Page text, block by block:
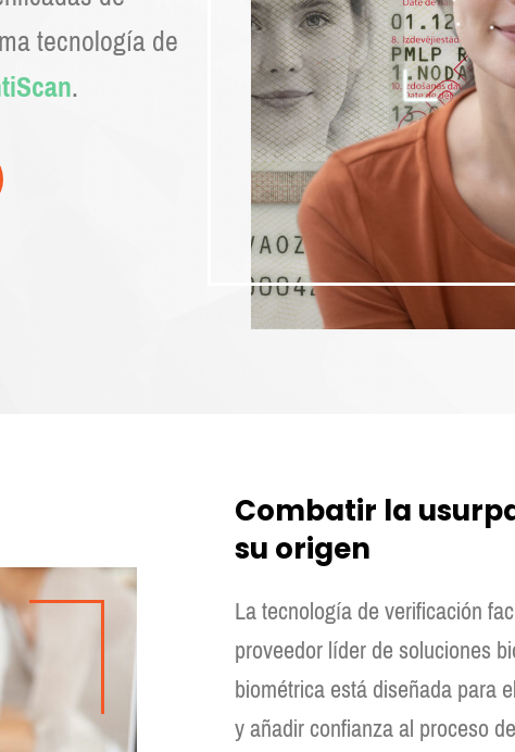
tecnología de
.
Combatir la
su origen
La tecnología de verificación
proveedor líder de soluciones
biométrica está diseñada para
y añadir confianza al proceso